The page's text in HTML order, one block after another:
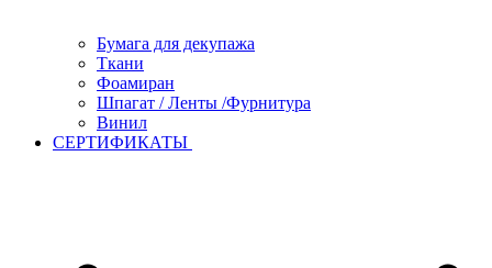
Бумага для декупажа
Ткани
Фоамиран
Шпагат / Ленты /Фурнитура
Винил
СЕРТИФИКАТЫ